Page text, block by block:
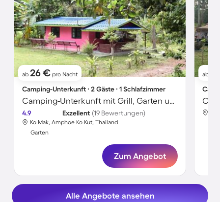
ab 26 € pro Nacht
Camping-Unterkunft ∙ 2 Gäste ∙ 1 Schlafzimmer
Camping-Unterkunft mit Grill, Garten und Terrasse | Gartenblick
4.9 Exzellent (19 Bewertungen)
Ko Mak, Amphoe Ko Kut, Thailand
Garten
Zum Angebot
ab
Alle Angebote ansehen